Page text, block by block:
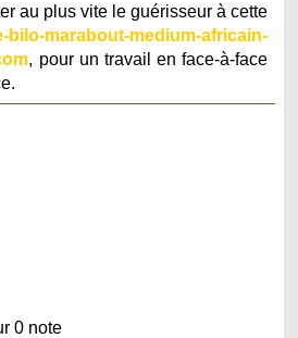
au plus vite le guérisseur à cette
bilo-marabout-medium-africain-
, pour un travail en face-à-face
0 note